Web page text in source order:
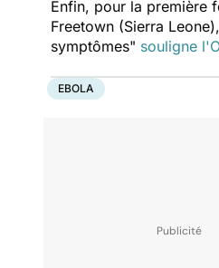
Enfin, pour la première
Freetown (Sierra
symptômes" souligne
EBOLA